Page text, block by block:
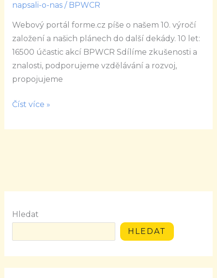
napsali-o-nas/ BPWCR
Webový portál forme.cz píše o našem 10. výročí
založení a našich plánech do další dekády. 10 let:
16500 účastic akcí BPWCR Sdílíme zkušenosti a
znalosti, podporujeme vzdělávání a rozvoj,
propojujeme
–
forme.cz
Číst více »
Hledat
HLEDAT